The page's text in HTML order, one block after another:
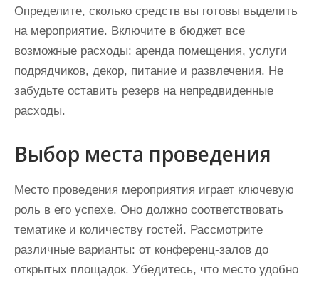
Определите, сколько средств вы готовы выделить
на мероприятие. Включите в бюджет все
возможные расходы: аренда помещения, услуги
подрядчиков, декор, питание и развлечения. Не
забудьте оставить резерв на непредвиденные
расходы.
Выбор места проведения
Место проведения мероприятия играет ключевую
роль в его успехе. Оно должно соответствовать
тематике и количеству гостей. Рассмотрите
различные варианты: от конференц-залов до
открытых площадок. Убедитесь, что место удобно